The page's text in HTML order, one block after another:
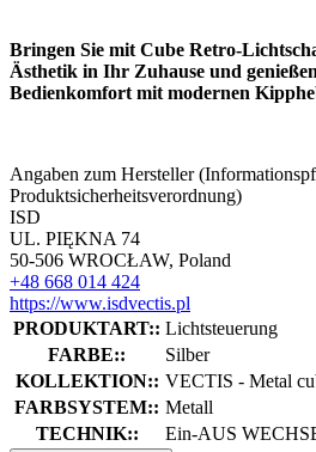
Bringen Sie mit Cube Retro-
Ästhetik in Ihr Zuhause und
Bedienkomfort mit modernen
Angaben zum Hersteller
Produktsicherheitsverordnung)
ISD
UL. PIĘKNA 74
50-506 WROCŁAW, Poland
+48 668 014 424
https://www.isdvectis.pl
PRODUKTART:: Lichtsteuerung
FARBE::
Silber
KOLLEKTION:: VECTIS - Metal
FARBSYSTEM:: Metall
TECHNIK::
Ein-AUS